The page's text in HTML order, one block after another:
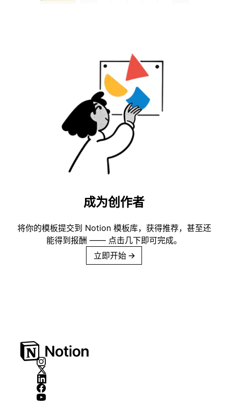
成为创作者
将你的模板提交到 Notion 模板库，获得推荐，甚至还
能得到报酬 —— 点击几下即可完成。
立即开始 →